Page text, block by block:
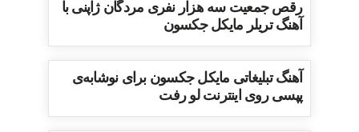
رقص جمعیت سه هزار نفری مردگان ژاپنی با
آهنگ تریلر مایکل جکسون
آهنگ تبلیغاتی مایکل جکسون برای نوشابه‌ی
پپسی روی اینترنت لو رفت